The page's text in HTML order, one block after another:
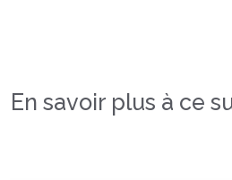
En savoir plus à ce